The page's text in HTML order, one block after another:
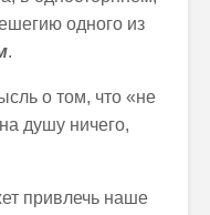
одного из
.
о том, что «не
душу ничего,
привлечь наше